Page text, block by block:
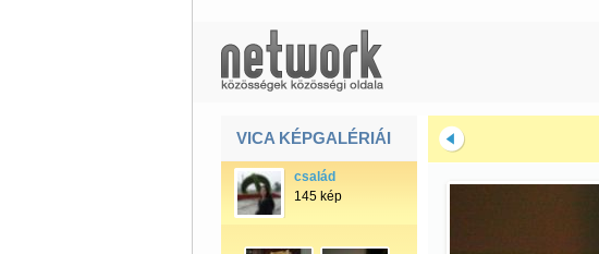
VICA KÉPGALÉRIÁI
család
145 kép